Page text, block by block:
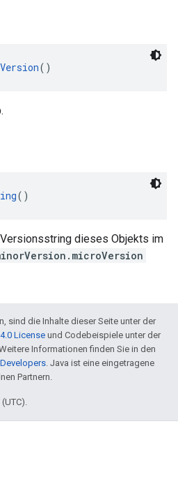
()
()
dieses Objekts im
sind die Inhalte dieser Seite unter der
License und Codebeispiele unter der
Informationen finden Sie in den
. Java ist eine eingetragene
Partnern.